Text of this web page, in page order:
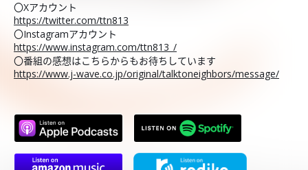
〇Xアカウント
https://twitter.com/ttn813
〇Instagramアカウント
https://www.instagram.com/ttn813_/
〇番組の感想はこちらからもお待ちしています
https://www.j-wave.co.jp/original/talktoneighbors/message/